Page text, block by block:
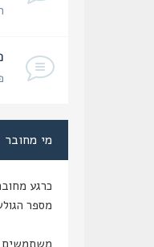
מי מחובר
כרגע
מספר
משתמשים